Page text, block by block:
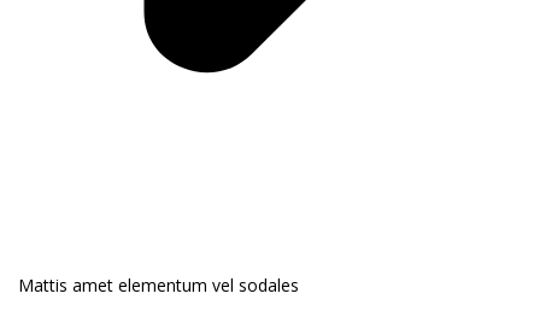
Mattis amet elementum vel sodales